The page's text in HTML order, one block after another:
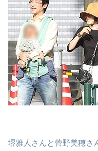
堺雅人さんと菅野美穂さ